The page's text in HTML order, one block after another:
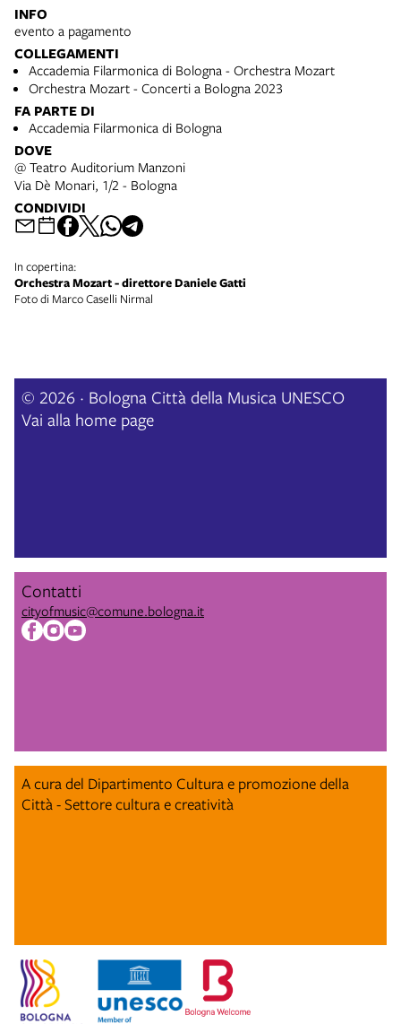
INFO
evento a pagamento
COLLEGAMENTI
Accademia Filarmonica di Bologna - Orchestra Mozart
Orchestra Mozart - Concerti a Bologna 2023
FA PARTE DI
Accademia Filarmonica di Bologna
DOVE
@ Teatro Auditorium Manzoni
Via Dè Monari, 1/2 - Bologna
CONDIVIDI
In copertina:
Orchestra Mozart - direttore Daniele Gatti
Foto di Marco Caselli Nirmal
© 2026 · Bologna Città della Musica UNESCO
Vai alla home page
Contatti
cityofmusic@comune.bologna.it
A cura del Dipartimento Cultura e promozione della
Città - Settore cultura e creatività